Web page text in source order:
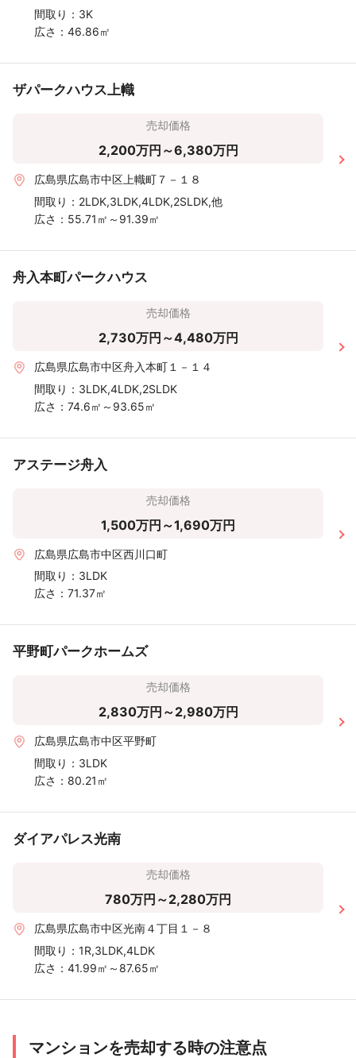
間取り： 3K
広さ： 46.86㎡
ザパークハウス上幟
売却価格
2,200万円～6,380万円
広島県広島市中区上幟町７－１８
間取り： 2LDK,3LDK,4LDK,2SLDK,他
広さ： 55.71㎡～91.39㎡
舟入本町パークハウス
売却価格
2,730万円～4,480万円
広島県広島市中区舟入本町１－１４
間取り： 3LDK,4LDK,2SLDK
広さ： 74.6㎡～93.65㎡
アステージ舟入
売却価格
1,500万円～1,690万円
広島県広島市中区西川口町
間取り： 3LDK
広さ： 71.37㎡
平野町パークホームズ
売却価格
2,830万円～2,980万円
広島県広島市中区平野町
間取り： 3LDK
広さ： 80.21㎡
ダイアパレス光南
売却価格
780万円～2,280万円
広島県広島市中区光南４丁目１－８
間取り： 1R,3LDK,4LDK
広さ： 41.99㎡～87.65㎡
マンションを売却する時の注意点